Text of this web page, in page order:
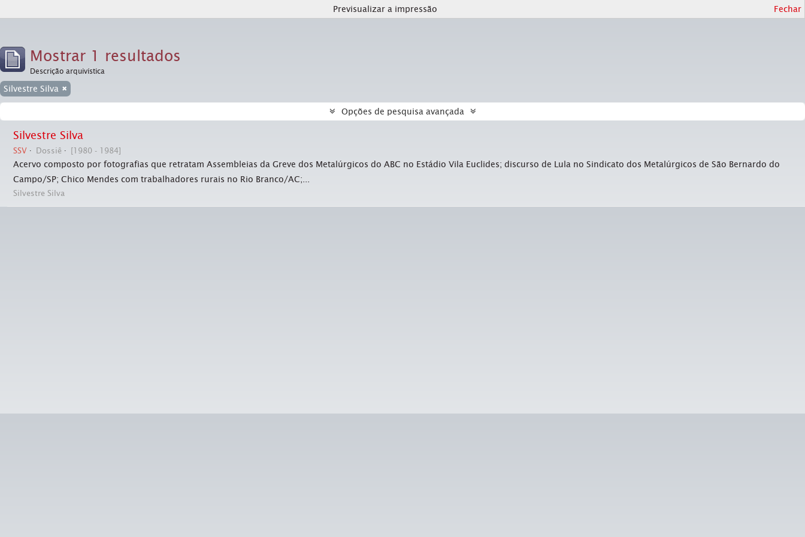
Previsualizar a impressão Fechar
Mostrar 1 resultados
Descrição arquivística
Silvestre Silva
Opções de pesquisa avançada
Silvestre Silva
SSV Dossiê [1980 - 1984]
Acervo composto por fotografias que retratam Assembleias da Greve dos Metalúrgicos do ABC no Estádio Vila Euclides; discurso de Lula no Sindicato dos Metalúrgicos de São Bernardo do
Campo/SP; Chico Mendes com trabalhadores rurais no Rio Branco/AC;...
Silvestre Silva